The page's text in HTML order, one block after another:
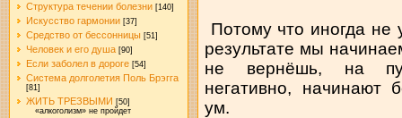
Структура течении болезни [140]
Искусство гармонии [37]
Средство от бессонницы [51]
Человек и его душа [90]
Если заболел в дороге [54]
Система долголетия Поль Брэгга
[81]
ЖИТЬ ТРЕЗВЫМИ [50]
«алкоголизм» не пройдет
Потому что иногда не
результате мы
не вернёшь, на
негативно, начинают
ум.